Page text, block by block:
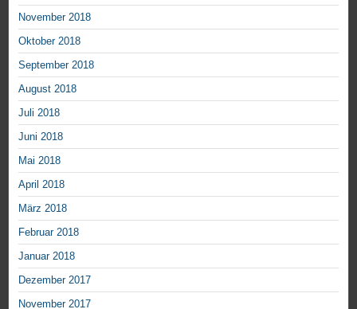
November 2018
Oktober 2018
September 2018
August 2018
Juli 2018
Juni 2018
Mai 2018
April 2018
März 2018
Februar 2018
Januar 2018
Dezember 2017
November 2017